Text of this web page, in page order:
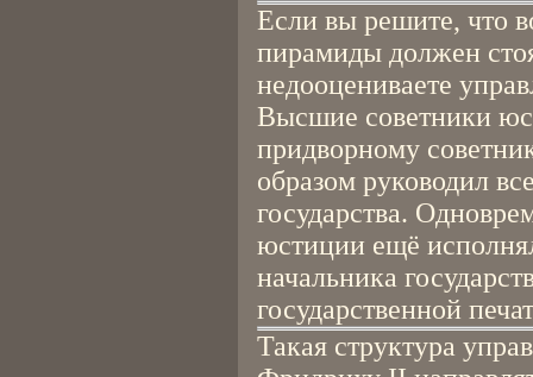
Если вы решите, что
пирамиды должен
недооцениваете
Высшие советники
придворному
образом руководил
государства.
юстиции ещё
начальника
государственной
Такая структура